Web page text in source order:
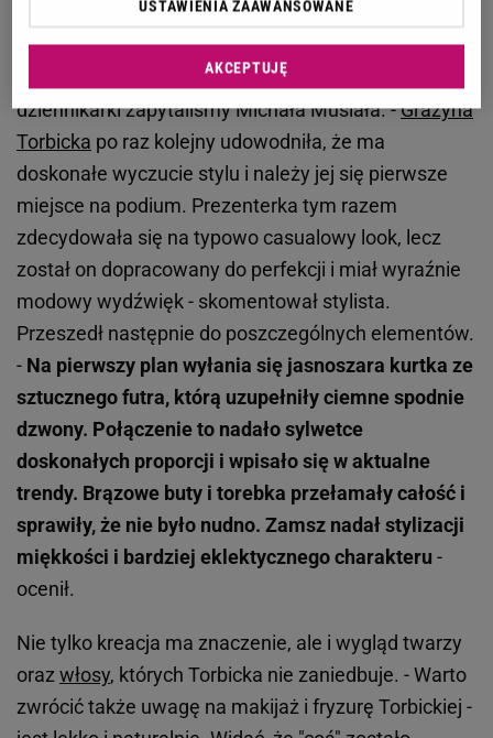
o proporcje
O komentarz w sprawie zimowej stylizacji
dziennikarki zapytaliśmy Michała Musiała. -Grażyna
Torbicka po raz kolejny udowodniła, że ma
doskonałe wyczucie stylu i należy jej się pierwsze
miejsce na podium. Prezenterka tym razem
zdecydowała się na typowo casualowy look, lecz
został on dopracowany do perfekcji i miał wyraźnie
modowy wydźwięk - skomentował stylista.
Przeszedł następnie do poszczególnych elementów.
- Na pierwszy plan wyłania się jasnoszara kurtka ze
sztucznego futra, którą uzupełniły ciemne spodnie
dzwony. Połączenie to nadało sylwetce
doskonałych proporcji i wpisało się w aktualne
trendy. Brązowe buty i torebka przełamały całość i
sprawiły, że nie było nudno. Zamsz nadał stylizacji
miękkości i bardziej eklektycznego charakteru -
ocenił.
Nie tylko kreacja ma znaczenie, ale i wygląd twarzy
orazwłosy, których Torbicka nie zaniedbuje. - Warto
zwrócić także uwagę na makijaż i fryzurę Torbickiej -
USTAWIENIA ZAAWANSOWANE
AKCEPTUJĘ